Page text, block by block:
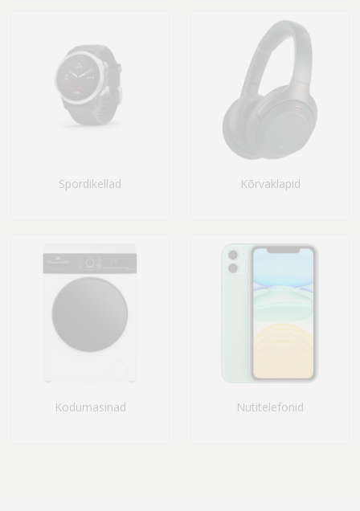
Spordikellad Kõrvaklapid
Kodumasinad Nutitelefonid